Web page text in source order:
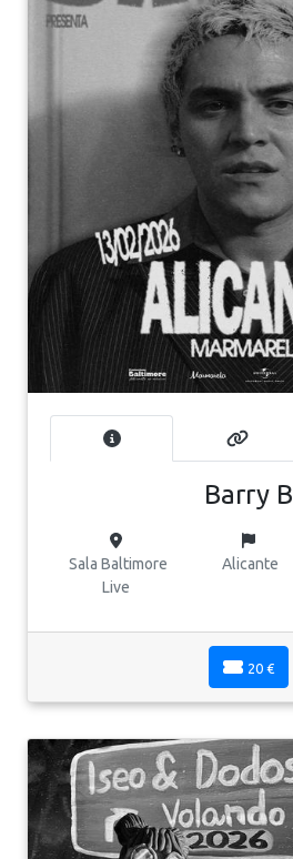
Barry B
Sala Baltimore
Live
Alicante
20 €